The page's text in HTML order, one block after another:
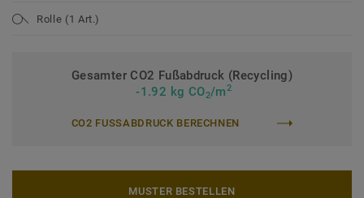
Rolle (1 Art.)
Gesamter CO2 Fußabdruck (Recycling)
-1.92 kg CO2/m2
CO2 FUSSABDRUCK BERECHNEN
MUSTER BESTELLEN